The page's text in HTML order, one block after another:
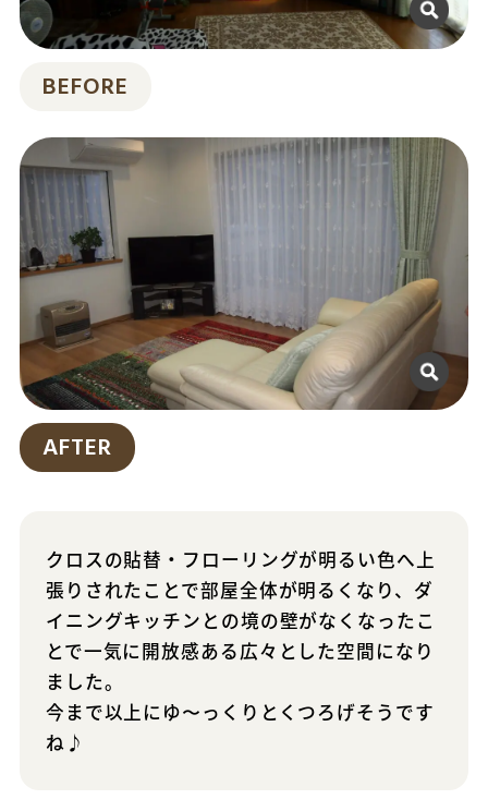
BEFORE
AFTER
クロスの貼替・フローリングが明るい色へ上
張りされたことで部屋全体が明るくなり、ダ
イニングキッチンとの境の壁がなくなったこ
とで一気に開放感ある広々とした空間になり
ました。
今まで以上にゆ〜っくりとくつろげそうです
ね♪